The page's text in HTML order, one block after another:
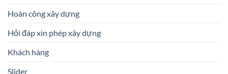
Hoàn công xây dựng
Hỏi đáp xin phép xây dựng
Khách hàng
Slider